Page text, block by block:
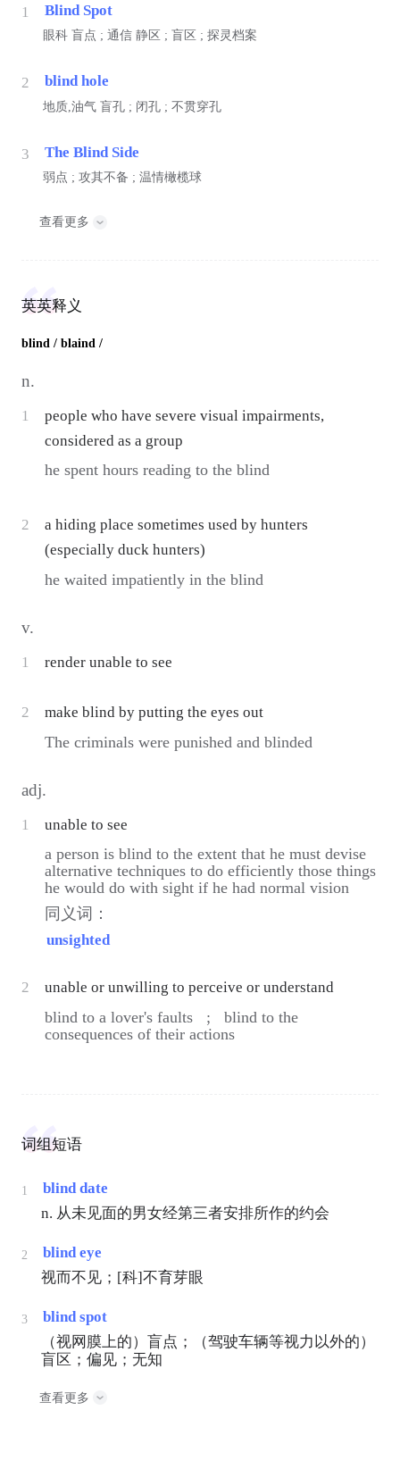
1 Blind Spot
眼科 盲点 ; 通信 静区 ; 盲区 ; 探灵档案
2 blind hole
地质,油气 盲孔 ; 闭孔 ; 不贯穿孔
3 The Blind Side
弱点 ; 攻其不备 ; 温情橄榄球
查看更多
英英释义
blind / blaind /
n.
1
people who have severe visual impairments,
considered as a group
he spent hours reading to the blind
2
a hiding place sometimes used by hunters
(especially duck hunters)
he waited impatiently in the blind
v.
1 render unable to see
2 make blind by putting the eyes out
The criminals were punished and blinded
adj.
1 unable to see
a person is blind to the extent that he must devise
alternative techniques to do efficiently those things
he would do with sight if he had normal vision
同义词：
unsighted
2 unable or unwilling to perceive or understand
blind to a lover's faults ;
blind to the
consequences of their actions
词组短语
1
blind date
n. 从未见面的男女经第三者安排所作的约会
2
blind eye
视而不见；[科]不育芽眼
3
blind spot
（视网膜上的）盲点；（驾驶车辆等视力以外的）
盲区；偏见；无知
查看更多